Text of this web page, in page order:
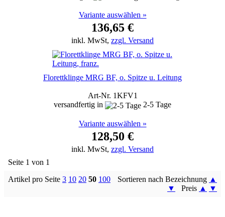
Variante auswählen »
136,65 €
inkl. MwSt, zzgl. Versand
Florettklinge MRG BF, o. Spitze u. Leitung
Art-Nr. 1KFV1
versandfertig in
2-5 Tage
Variante auswählen »
128,50 €
inkl. MwSt, zzgl. Versand
Seite 1 von 1
Artikel pro Seite 3 10 20 50 100 Sortieren nach Bezeichnung ▲
▼
Preis ▲ ▼